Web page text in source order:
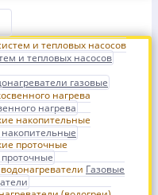
и тепловых насосов
газовые
нагрева
накопительные
Газовые